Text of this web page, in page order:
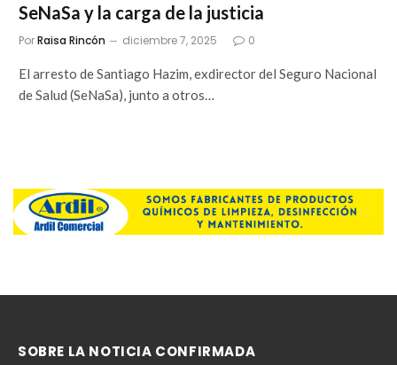
SeNaSa y la carga de la justicia
PorRaisa Rincón diciembre 7, 2025 0
El arresto de Santiago Hazim, exdirector del Seguro Nacional
de Salud (SeNaSa), junto a otros…
SOBRE LA NOTICIA CONFIRMADA